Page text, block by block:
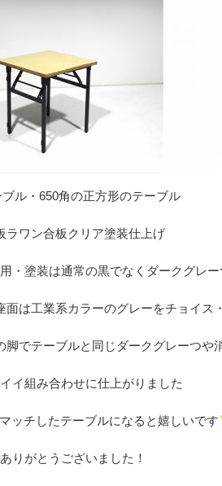
ブル・650角の正方形のテーブル
ラワン合板クリア塗装仕上げ
・塗装は通常の黒でなくダークグレ
面は工業系カラーのグレーをチョイス・
脚でテーブルと同じダークグレーつや
イ組み合わせに仕上がりました
ッチしたテーブルになると嬉しいです
ありがとうございました！